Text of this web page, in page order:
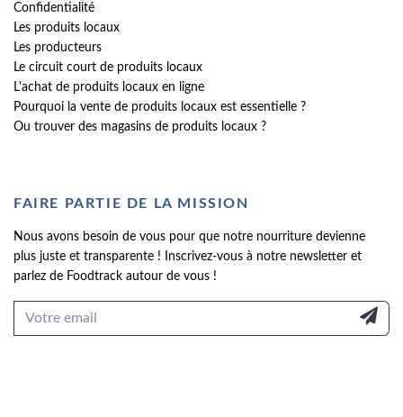
Confidentialité
Les produits locaux
Les producteurs
Le circuit court de produits locaux
L'achat de produits locaux en ligne
Pourquoi la vente de produits locaux est essentielle ?
Ou trouver des magasins de produits locaux ?
FAIRE PARTIE DE LA MISSION
Nous avons besoin de vous pour que notre nourriture devienne
plus juste et transparente ! Inscrivez-vous à notre newsletter et
parlez de Foodtrack autour de vous !